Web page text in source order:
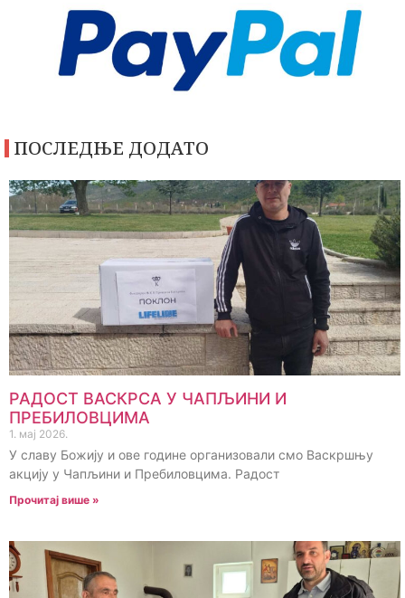
ПОСЛЕДЊЕ ДОДАТО
РАДОСТ ВАСКРСА У ЧАПЉИНИ И
ПРЕБИЛОВЦИМА
1. мај 2026.
У славу Божију и ове године организовали смо Васкршњу
акцију у Чапљини и Пребиловцима. Радост
Прочитај више »